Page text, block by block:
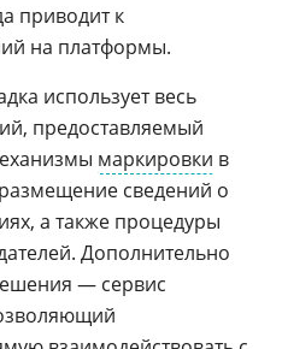
приводит к
на платформы.
использует весь
предоставляемый
маркировки в
сведений о
а также процедуры
Дополнительно
— сервис